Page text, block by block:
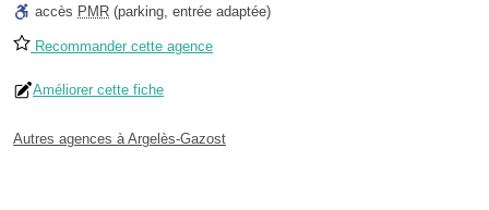
accès PMR (parking, entrée adaptée)
Recommander cette agence
Améliorer cette fiche
Autres agences à Argelès-Gazost